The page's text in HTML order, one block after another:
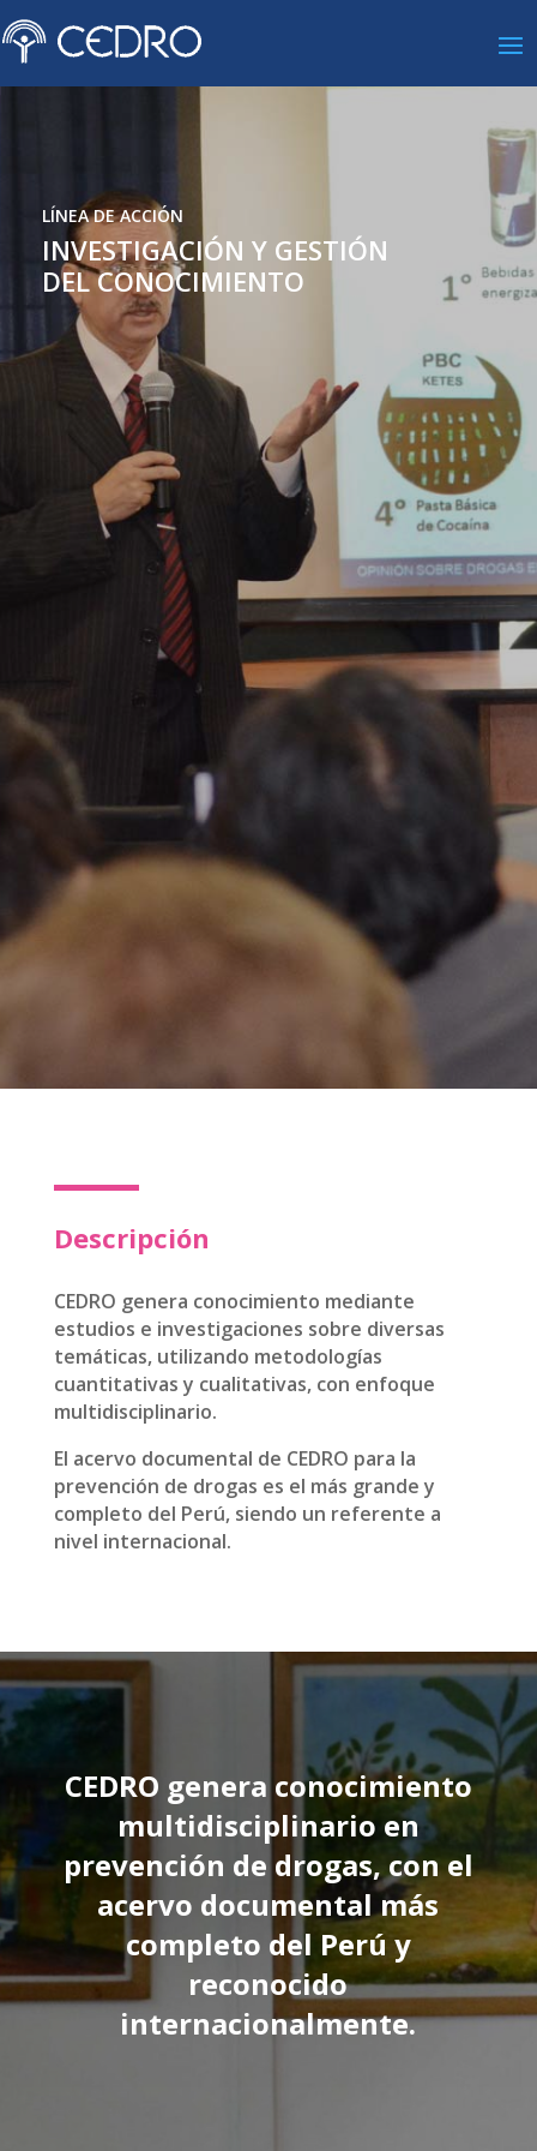
LÍNEA DE ACCIÓN
INVESTIGACIÓN Y GESTIÓN
DEL CONOCIMIENTO
Descripción
CEDRO genera conocimiento mediante
estudios e investigaciones sobre diversas
temáticas, utilizando metodologías
cuantitativas y cualitativas, con enfoque
multidisciplinario.
El acervo documental de CEDRO para la
prevención de drogas es el más grande y
completo del Perú, siendo un referente a
nivel internacional.
CEDRO genera conocimiento
multidisciplinario en
prevención de drogas, con el
acervo documental más
completo del Perú y
reconocido
internacionalmente.